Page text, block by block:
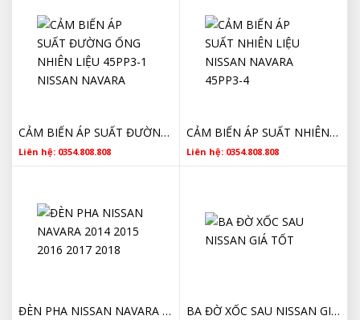
CẢM BIẾN ÁP SUẤT ĐƯỜNG ỐNG NHIÊN LIỆU 45PP3-1 NISSAN NAVARA
Liên hệ: 0354.808.808
CẢM BIẾN ÁP SUẤT NHIÊN LIỆU NISSAN NAVARA 45PP3-4
Liên hệ: 0354.808.808
ĐÈN PHA NISSAN NAVARA 2014 2015 2016 2017 2018 BA ĐỜ XỐC SAU NISSAN GIÁ TỐT